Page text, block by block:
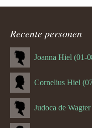
Recente personen
Joanna Hiel (01-
Cornelius Hiel
Judoca de